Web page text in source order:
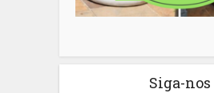
Siga-nos